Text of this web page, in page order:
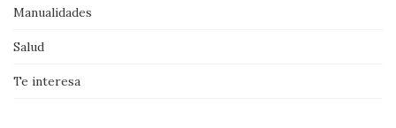
Manualidades
Salud
Te interesa